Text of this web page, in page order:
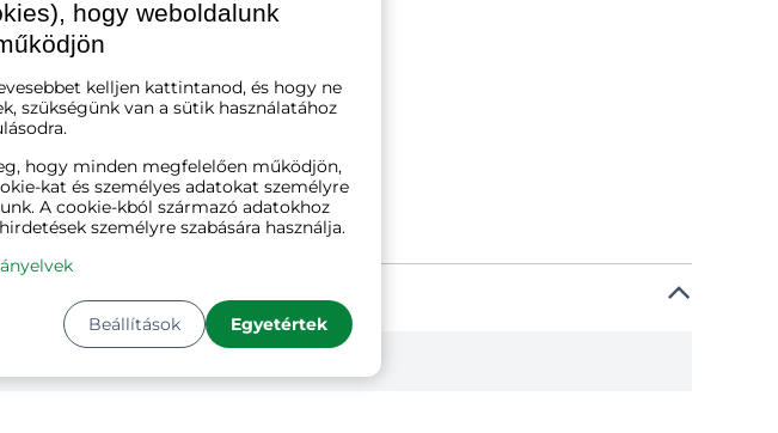
hogy weboldalunk
kelljen kattintanod, és hogy ne
szükségünk van a sütik használatához
hogy minden megfelelően működjön,
kat és személyes adatokat személyre
A cookie-kból származó adatokhoz
személyre szabására használja.
Beállítások Egyetértek